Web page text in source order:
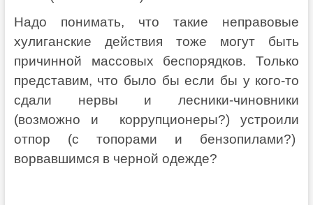
Надо понимать, что такие неправовые
хулиганские действия тоже могут быть
причинной массовых беспорядков. Только
представим, что было бы если бы у кого-то
сдали нервы и лесники-чиновники
(возможно и коррупционеры?) устроили
отпор (с топорами и бензопилами?)
ворвавшимся в черной одежде?